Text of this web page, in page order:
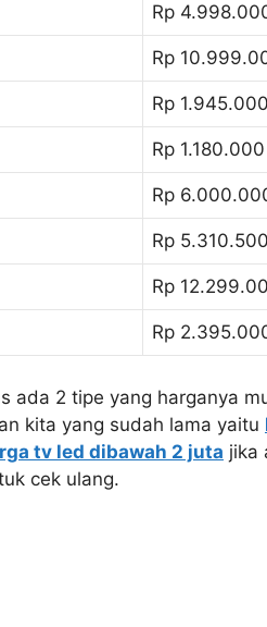
Rp
Rp
Rp
Rp
Rp
Rp
Rp
Rp
ada 2 tipe yang harganya
kita yang sudah lama yaitu
tv led dibawah 2 juta jika
cek ulang.